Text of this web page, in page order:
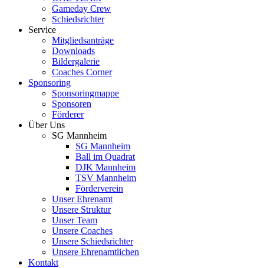
Gameday Crew
Schiedsrichter
Service
Mitgliedsanträge
Downloads
Bildergalerie
Coaches Corner
Sponsoring
Sponsoringmappe
Sponsoren
Förderer
Über Uns
SG Mannheim
SG Mannheim
Ball im Quadrat
DJK Mannheim
TSV Mannheim
Förderverein
Unser Ehrenamt
Unsere Struktur
Unser Team
Unsere Coaches
Unsere Schiedsrichter
Unsere Ehrenamtlichen
Kontakt